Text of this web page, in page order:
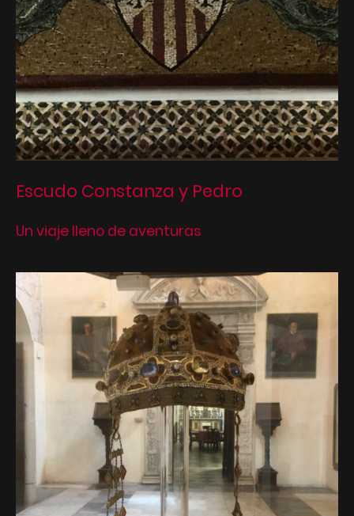
Escudo Constanza y Pedro
Un viaje lleno de aventuras